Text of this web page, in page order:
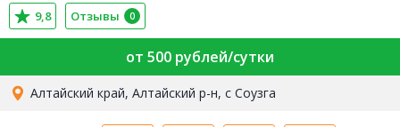
9,8 Отзывы 0
от 500 рублей/сутки
Алтайский край, Алтайский р-н, с Соузга